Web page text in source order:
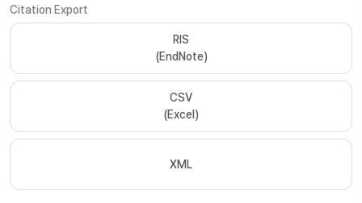
Citation Export
RIS
(EndNote)
CSV
(Excel)
XML